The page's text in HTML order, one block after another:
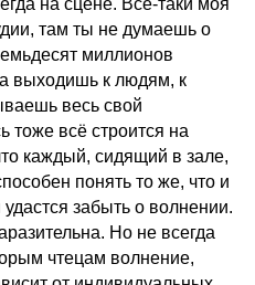
на сцене. Все-таки моя
там ты не думаешь о
миллионов
выходишь к людям, к
весь свой
тоже всё строится на
каждый, сидящий в зале,
понять то же, что и
забыть о волнении.
Но не всегда
чтецам волнение,